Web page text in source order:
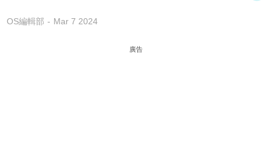
OS編輯部 Mar 7 2024
廣告